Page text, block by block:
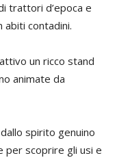
trattori d’epoca e
abiti contadini.
un ricco stand
animate da
spirito genuino
per scoprire gli usi e